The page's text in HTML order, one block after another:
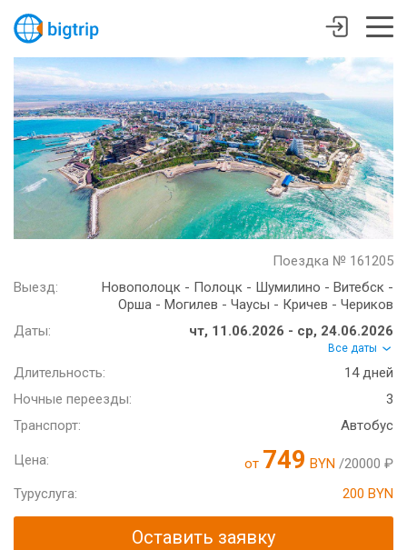
Поездка № 161205
Выезд:
Новополоцк - Полоцк - Шумилино - Витебск -
Орша - Могилев - Чаусы - Кричев - Чериков
Даты:
чт, 11.06.2026 - ср, 24.06.2026
Все даты
Длительность:
14 дней
Ночные переезды:
3
Транспорт:
Автобус
Цена: от 749 BYN /20000 ₽
Туруслуга:
200 BYN
Оставить заявку